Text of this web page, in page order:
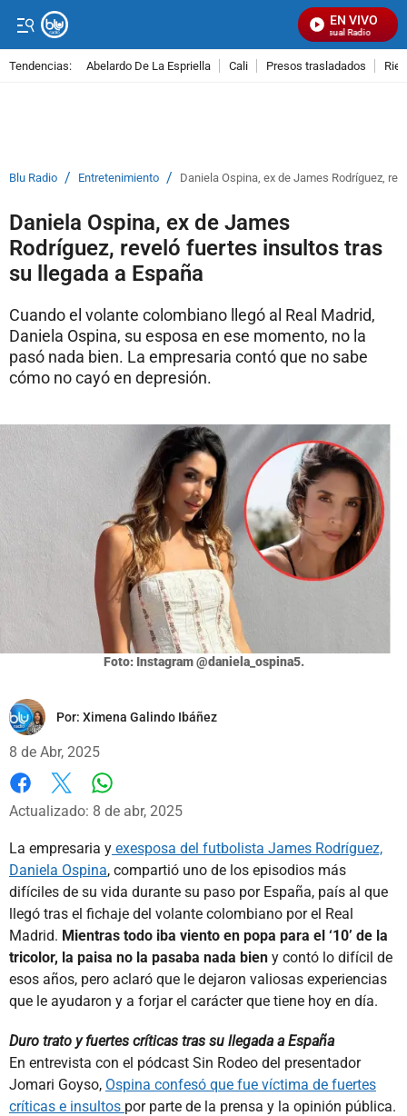
EN VIVO
Señal Visual Radio
Tendencias: Abelardo De La Espriella Cali Presos trasladados
Blu Radio / Entretenimiento / Daniela Ospina, ex de James Rodríguez,
Daniela Ospina, ex de James
Rodríguez, reveló fuertes insultos tras
su llegada a España
Cuando el volante colombiano llegó al Real Madrid,
Daniela Ospina, su esposa en ese momento, no la
pasó nada bien. La empresaria contó que no sabe
cómo no cayó en depresión.
Foto: Instagram @daniela_ospina5.
Por: Ximena Galindo Ibáñez
8 de Abr, 2025
Facebook
X
Actualizado: 8 de abr, 2025
La empresaria y exesposa del futbolista James Rodríguez,
Daniela Ospina, compartió uno de los episodios más
difíciles de su vida durante su paso por España, país al que
llegó tras el fichaje del volante colombiano por el Real
Madrid. Mientras todo iba viento en popa para el ‘10’ de la
tricolor, la paisa no la pasaba nada bien y contó lo difícil de
esos años, pero aclaró que le dejaron valiosas experiencias
que le ayudaron y a forjar el carácter que tiene hoy en día.
Duro trato y fuertes críticas tras su llegada a España
En entrevista con el pódcast Sin Rodeo del presentador
Jomari Goyso, Ospina confesó que fue víctima de fuertes
críticas e insultos por parte de la prensa y la opinión pública.